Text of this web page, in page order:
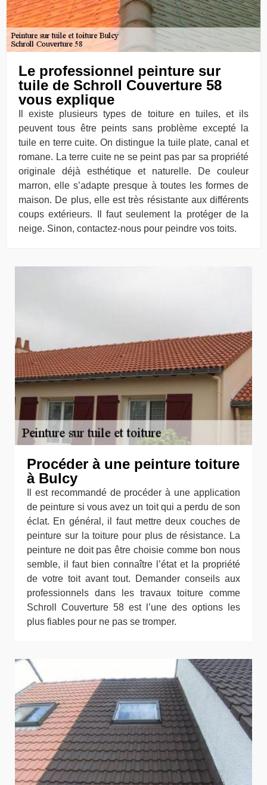
Le professionnel peinture sur
tuile de Schroll Couverture 58
vous explique
Il existe plusieurs types de toiture en tuiles, et ils
peuvent tous être peints sans problème excepté la
tuile en terre cuite. On distingue la tuile plate, canal et
romane. La terre cuite ne se peint pas par sa propriété
originale déjà esthétique et naturelle. De couleur
marron, elle s’adapte presque à toutes les formes de
maison. De plus, elle est très résistante aux différents
coups extérieurs. Il faut seulement la protéger de la
neige. Sinon, contactez-nous pour peindre vos toits.
Procéder à une peinture toiture
à Bulcy
Il est recommandé de procéder à une application
de peinture si vous avez un toit qui a perdu de son
éclat. En général, il faut mettre deux couches de
peinture sur la toiture pour plus de résistance. La
peinture ne doit pas être choisie comme bon nous
semble, il faut bien connaître l’état et la propriété
de votre toit avant tout. Demander conseils aux
professionnels dans les travaux toiture comme
Schroll Couverture 58 est l’une des options les
plus fiables pour ne pas se tromper.